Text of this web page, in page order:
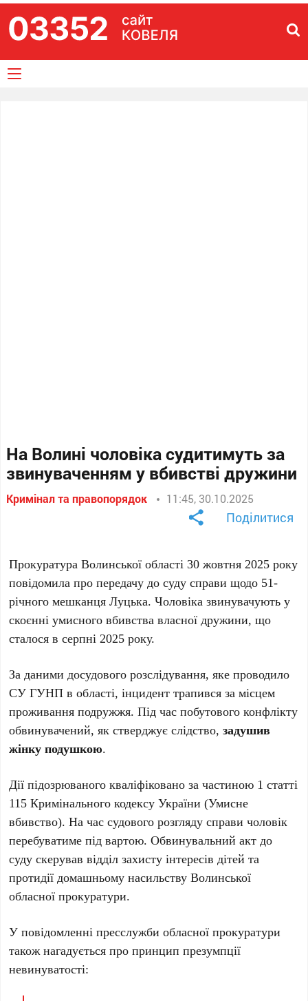
На Волині чоловіка судитимуть за
звинуваченням у вбивстві дружини
Кримінал та правопорядок 11:45, 30.10.2025
Поділитися
Прокуратура Волинської області 30 жовтня 2025 року
повідомила про передачу до суду справи щодо 51-
річного мешканця Луцька. Чоловіка звинувачують у
скоєнні умисного вбивства власної дружини, що
сталося в серпні 2025 року.
За даними досудового розслідування, яке проводило
СУ ГУНП в області, інцидент трапився за місцем
проживання подружжя. Під час побутового конфлікту
обвинувачений, як стверджує слідство,задушив
жінку подушкою.
Дії підозрюваного кваліфіковано за частиною 1 статті
115 Кримінального кодексу України (Умисне
вбивство). На час судового розгляду справи чоловік
перебуватиме під вартою. Обвинувальний акт до
суду скерував відділ захисту інтересів дітей та
протидії домашньому насильству Волинської
обласної прокуратури.
У повідомленні пресслужби обласної прокуратури
також нагадується про принцип презумпції
невинуватості: